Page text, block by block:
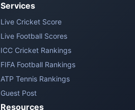
Services
Live Cricket Score
Live Football Scores
ICC Cricket Rankings
FIFA Football Rankings
ATP Tennis Rankings
Guest Post
Resources